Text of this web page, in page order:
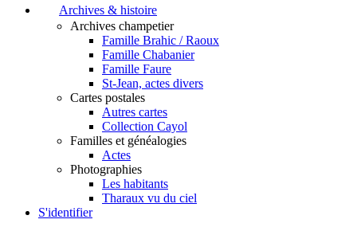
Archives & histoire
Archives champetier
Famille Brahic / Raoux
Famille Chabanier
Famille Faure
St-Jean, actes divers
Cartes postales
Autres cartes
Collection Cayol
Familles et généalogies
Actes
Photographies
Les habitants
Tharaux vu du ciel
S'identifier